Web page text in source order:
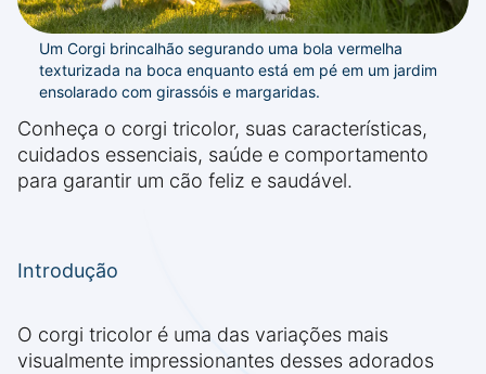
Um Corgi brincalhão segurando uma bola vermelha
texturizada na boca enquanto está em pé em um jardim
ensolarado com girassóis e margaridas.
Conheça o corgi tricolor, suas características,
cuidados essenciais, saúde e comportamento
para garantir um cão feliz e saudável.
Introdução
O corgi tricolor é uma das variações mais
visualmente impressionantes desses adorados